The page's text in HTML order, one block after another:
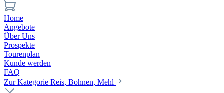
Home
Angebote
Über Uns
Prospekte
Tourenplan
Kunde werden
FAQ
Zur Kategorie Reis, Bohnen, Mehl